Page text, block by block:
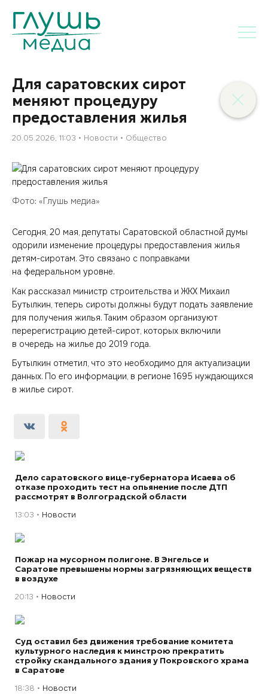
Для саратовских сирот
меняют процедуру
предоставления жилья
20.05.2026, 11:03 Новости Общество
Фото: «Глушь медиа»
Сегодня, 20 мая, депутаты Саратовской областной думы
одорили изменение процедуры предоставления жилья
детям-сиротам. Это связано с поправками
на федеральном уровне.
Как рассказал министр строительства и ЖКХ Михаил
Бутылкин, теперь сироты должны будут подать заявление
для получения жилья. Таким образом организуют
перерегистрацию детей-сирот, которых включили
в очередь на жилье до 2019 года.
Бутылкин отметил, что это необходимо для актуализации
данных. По его информации, в регионе 1695 нуждающихся
в жилье сирот.
Дело саратовского вице-губернатора Исаева об
отказе проходить тест на опьянение после ДТП
рассмотрят в Волгоградской области
13:03 Новости
Пожар на мусорном полигоне. В Энгельсе и
Саратове превышены нормы загрязняющих веществ
в воздухе
20:13 Новости
Суд оставил без движения требование комитета
культурного наследия к минстрою прекратить
стройку скандального здания у Покровского храма
в Саратове
18:38 Новости